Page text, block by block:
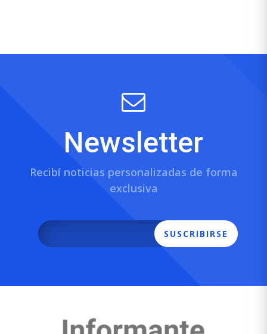
Newsletter
Recibí noticias personalizadas de forma
exclusiva
SUSCRIBIRSE